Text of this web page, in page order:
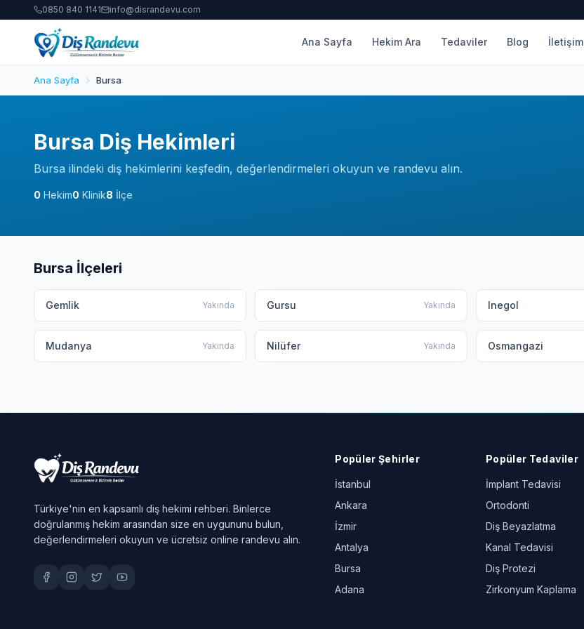
0850 840 1141 info@disrandevu.com
Ana Sayfa Hekim Ara Tedaviler Blog İletişim
Ana Sayfa Bursa
Bursa Diş Hekimleri
Bursa ilindeki diş hekimlerini keşfedin, değerlendirmeleri okuyun ve randevu alın.
0 Hekim0 Klinik8 İlçe
Bursa İlçeleri
Gemlik Yakında Gursu Yakında Inegol
Mudanya Yakında Nilüfer Yakında Osmangazi
Türkiye'nin en kapsamlı diş hekimi rehberi. Binlerce
doğrulanmış hekim arasından size en uygununu bulun,
değerlendirmeleri okuyun ve ücretsiz online randevu alın.
Popüler Şehirler
İstanbul
Ankara
İzmir
Antalya
Bursa
Adana
Popüler Tedaviler
İmplant Tedavisi
Ortodonti
Diş Beyazlatma
Kanal Tedavisi
Diş Protezi
Zirkonyum Kaplama